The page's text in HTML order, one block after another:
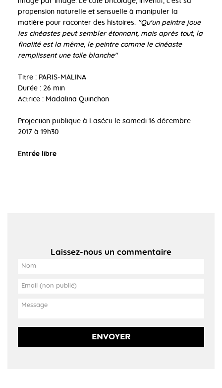
propension naturelle et sensuelle à manipuler la
matière pour raconter des histoires.
"Qu'un peintre joue
les cinéastes peut sembler étonnant, mais après tout, la
finalité est la même, le peintre comme le cinéaste
remplissent une toile blanche"
Titre : PARIS-MALINA
Durée : 26 min
Actrice : Madalina Quinchon
Projection publique à Lasécu le samedi 16 décembre
2017 à 19h30
Entrée libre
Laissez-nous un commentaire
ENVOYER